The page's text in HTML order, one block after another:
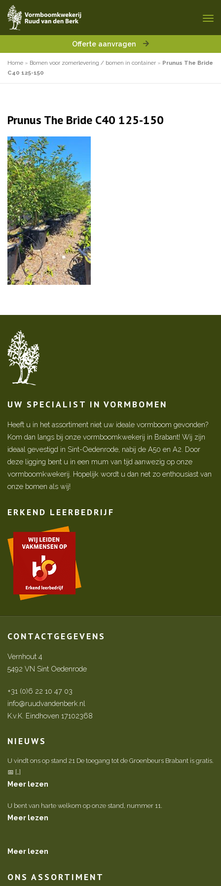
Offerte aanvragen
Home » Bomen voor zomerlevering / bomen in container » Prunus The Bride
C40 125-150
Prunus The Bride C40 125-150
UW SPECIALIST IN VORMBOMEN
Heeft u in het assortiment niet uw ideale vormboom gevonden?
Kom dan langs bij onze vormboomkwekerij in Brabant! Wij zijn
ideaal gevestigd in Sint-Oedenrode, nabij de A50 en A2. Door
deze ligging bent u in een mum van tijd aanwezig op onze
vormboomkwekerij. Hopelijk wordt u dan net zo enthousiast van
onze bomen als wij!
ERKEND LEERBEDRIJF
CONTACTGEGEVENS
Vernhout 4
5492 VN Sint Oedenrode
+31 (0)6 22 10 47 03
info@ruudvandenberk.nl
K.v.K. Eindhoven 17102368
NIEUWS
U vindt ons op stand 21 De toegang tot de Groenbeurs Brabant is gratis.
📅 […]
Meer lezen
U bent van harte welkom op onze stand, nummer 11.
Meer lezen
Meer lezen
ONS ASSORTIMENT